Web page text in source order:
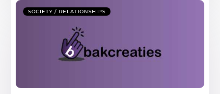
SOCIETY / RELATIONSHIPS